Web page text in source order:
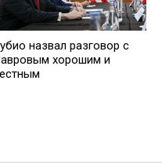
назвал разговор с
хорошим и